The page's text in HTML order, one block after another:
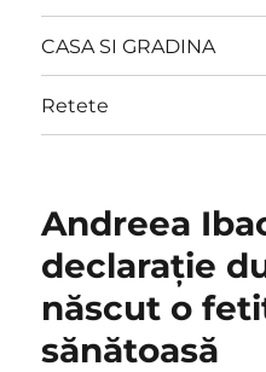
CASA SI GRADINA
Retete
Andreea
declaraţie
născut o
sănătoasă